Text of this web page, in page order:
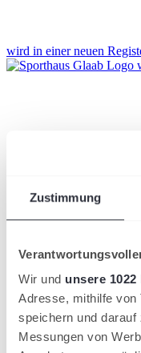
Zustimmung
Wir und unsere
Adresse, mithilfe von
speichern und
Messungen von
wird in einer neuen